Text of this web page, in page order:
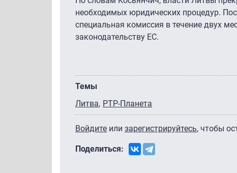
необходимых юридических процедур.
специальная комиссия в течение двух
законодательству ЕС.
Темы
Литва РТР-Планета
Войдите или зарегистрируйтесь, чтобы
Поделиться: